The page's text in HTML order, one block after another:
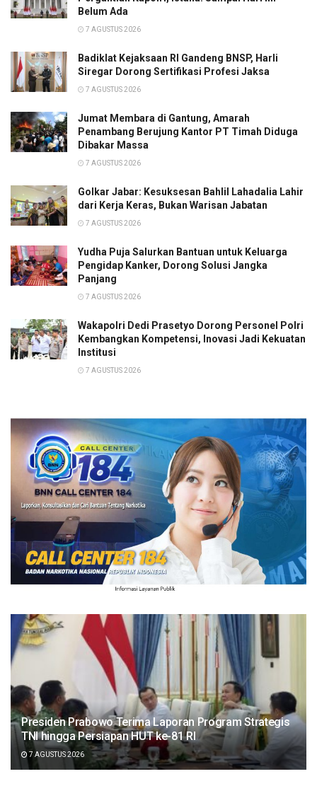
Belum Ada
7 AGUSTUS 2026
Badiklat Kejaksaan RI Gandeng BNSP, Harli
Siregar Dorong Sertifikasi Profesi Jaksa
7 AGUSTUS 2026
Jumat Membara di Gantung, Amarah
Penambang Berujung Kantor PT Timah Diduga
Dibakar Massa
7 AGUSTUS 2026
Golkar Jabar: Kesuksesan Bahlil Lahadalia Lahir
dari Kerja Keras, Bukan Warisan Jabatan
7 AGUSTUS 2026
Yudha Puja Salurkan Bantuan untuk Keluarga
Pengidap Kanker, Dorong Solusi Jangka
Panjang
7 AGUSTUS 2026
Wakapolri Dedi Prasetyo Dorong Personel Polri
Kembangkan Kompetensi, Inovasi Jadi Kekuatan
Institusi
7 AGUSTUS 2026
Presiden Prabowo Terima Laporan Program Strategis
TNI hingga Persiapan HUT ke-81 RI
7 AGUSTUS 2026